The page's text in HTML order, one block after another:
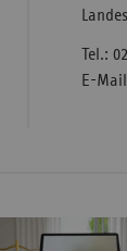
Tel.:
E-